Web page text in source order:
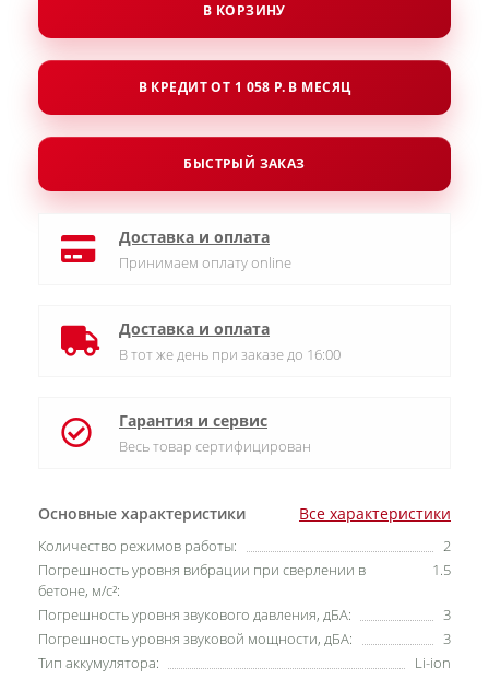
Основные характеристики Все характеристики
Количество режимов работы:
2
Погрешность уровня вибрации при сверлении в
бетоне, м/с²:
1.5
Погрешность уровня звукового давления, дБА:
3
Погрешность уровня звуковой мощности, дБА:
3
Тип аккумулятора:
Li-ion
В КОРЗИНУ
В КРЕДИТ ОТ 1 058 Р. В МЕСЯЦ
БЫСТРЫЙ ЗАКАЗ
Доставка и оплата
Принимаем оплату online
Доставка и оплата
В тот же день при заказе до 16:00
Гарантия и сервис
Весь товар сертифицирован